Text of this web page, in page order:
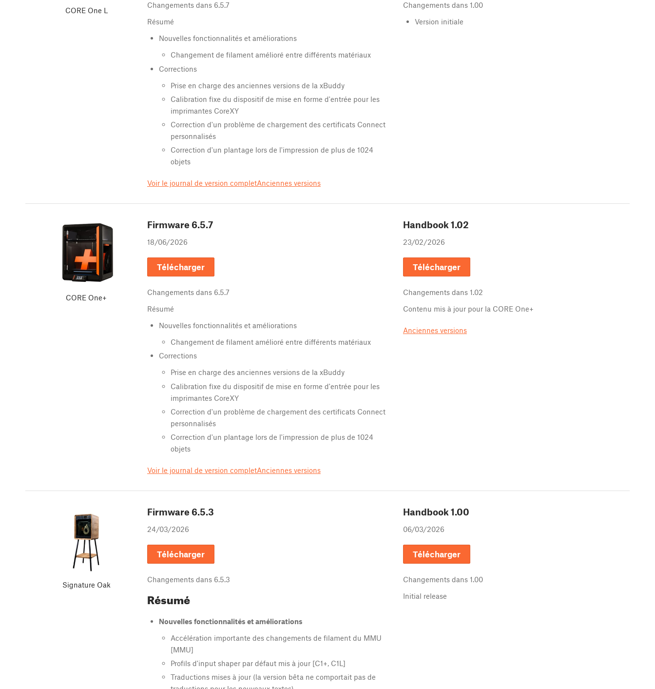
CORE One L
Changements dans 6.5.7
Résumé
Nouvelles fonctionnalités et améliorations
Changement de filament amélioré entre différents matériaux
Corrections
Prise en charge des anciennes versions de la xBuddy
Calibration fixe du dispositif de mise en forme d'entrée pour les
imprimantes CoreXY
Correction d'un problème de chargement des certificats Connect
personnalisés
Correction d'un plantage lors de l'impression de plus de 1024
objets
Voir le journal de version completAnciennes versions
Changements dans 1.00
Version initiale
CORE One+
Firmware 6.5.7
18/06/2026
Télécharger
Changements dans 6.5.7
Résumé
Nouvelles fonctionnalités et améliorations
Changement de filament amélioré entre différents matériaux
Corrections
Prise en charge des anciennes versions de la xBuddy
Calibration fixe du dispositif de mise en forme d'entrée pour les
imprimantes CoreXY
Correction d'un problème de chargement des certificats Connect
personnalisés
Correction d'un plantage lors de l'impression de plus de 1024
objets
Voir le journal de version completAnciennes versions
Handbook 1.02
23/02/2026
Télécharger
Changements dans 1.02
Contenu mis à jour pour la CORE One+
Anciennes versions
Signature Oak
Firmware 6.5.3
24/03/2026
Télécharger
Changements dans 6.5.3
Résumé
Nouvelles fonctionnalités et améliorations
Accélération importante des changements de filament du MMU
[MMU]
Profils d'input shaper par défaut mis à jour [C1+, C1L]
Traductions mises à jour (la version bêta ne comportait pas de
Handbook 1.00
06/03/2026
Télécharger
Changements dans 1.00
Initial release